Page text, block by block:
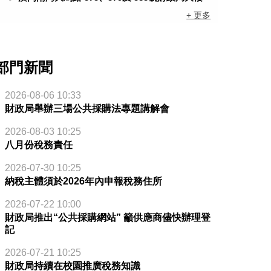
+ 更多
門新聞
2026-08-06 10:33
財政局舉辦三場公共採購法專題講解會
2026-08-03 10:25
八月份稅務責任
2026-07-30 10:25
納稅主體須於2026年內申報稅務住所
2026-07-22 10:00
財政局推出“公共採購網站” 籲供應商儘快辦理登
記
2026-07-21 10:25
財政局持續在校園推廣稅務知識